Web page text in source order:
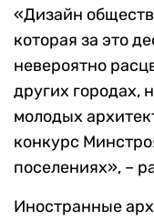
«Дизайн
которая за это
невероятно
других городах,
молодых
конкурс
поселениях», –
Иностранные